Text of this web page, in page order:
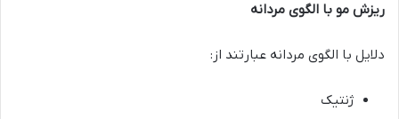
ریزش مو با الگوی مردانه
دلایل با الگوی مردانه عبارتند از:
ژنتیک